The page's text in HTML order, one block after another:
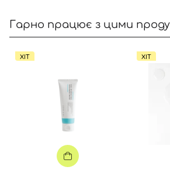
Гарно працює з цими
ХІТ ХІТ
Вхід
Номер телефону